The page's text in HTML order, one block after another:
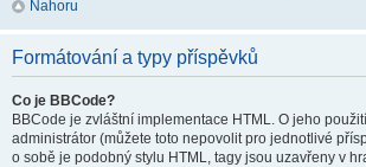
Nahoru
Formátování a typy příspěvků
Co je BBCode?
BBCode je zvláštní implementace HTML. O jeho
administrátor (můžete toto nepovolit pro jednotlivé
o sobě je podobný stylu HTML, tagy jsou uzavřeny v